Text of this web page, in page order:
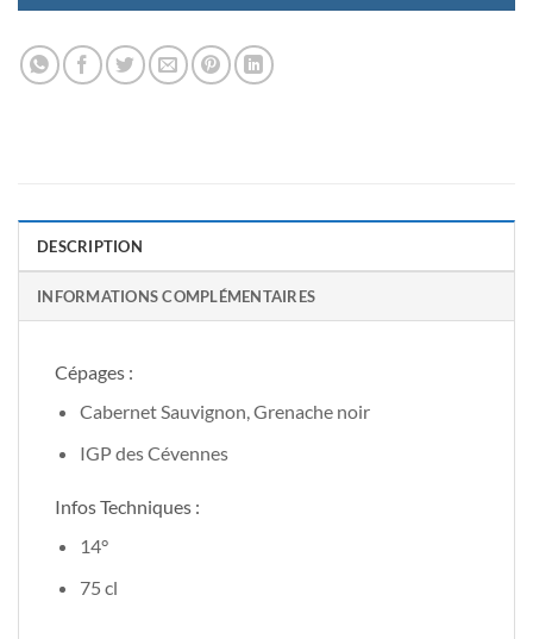
DESCRIPTION
INFORMATIONS COMPLÉMENTAIRES
Cépages :
Cabernet Sauvignon, Grenache noir
IGP des Cévennes
Infos Techniques :
14°
75 cl